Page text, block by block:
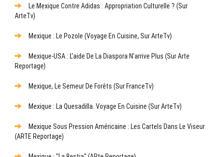
Le Mexique Contre Adidas : Appropriation Culturelle ? (sur
ArteTv)
Mexique : Le Pozole (Voyage En Cuisine, Sur ArteTv)
Mexique-USA : L’aide De La Diaspora N’arrive Plus (sur Arte
Reportage)
Mexique, Le Semeur De Forêts (sur FranceTv)
Mexique : La Quesadilla. Voyage En Cuisine (sur ArteTv)
Mexique Sous Pression Américaine : Les Cartels Dans Le Viseur
(ARTE Reportage)